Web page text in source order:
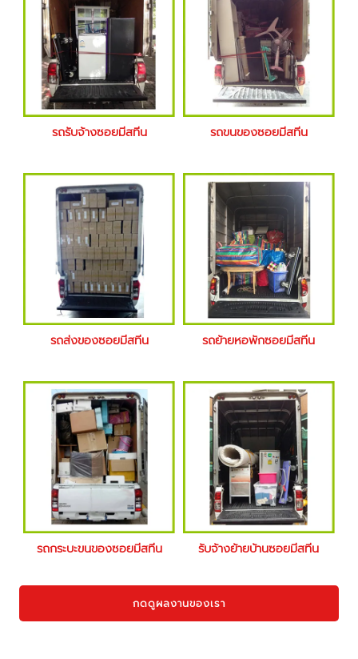
รถรับจ้างซอยมีสทีน รถขนของซอยมีสทีน
รถส่งของซอยมีสทีน รถย้ายหอพักซอยมีสทีน
รถกระบะขนของซอยมีสทีน รับจ้างย้ายบ้านซอยมีสทีน
กดดูผลงานของเรา